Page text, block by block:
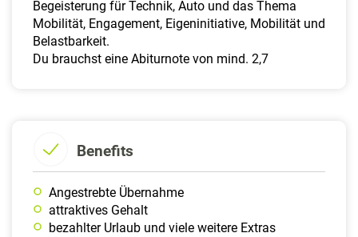
Begeisterung für Technik, Auto und das Thema
Mobilität, Engagement, Eigeninitiative, Mobilität und
Belastbarkeit.
Du brauchst eine Abiturnote von mind. 2,7
Benefits
Angestrebte Übernahme
attraktives Gehalt
bezahlter Urlaub und viele weitere Extras